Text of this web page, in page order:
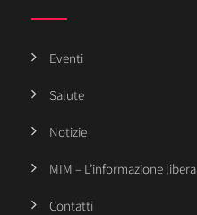
Eventi
Salute
Notizie
MIM – L’informazione libera
Contatti